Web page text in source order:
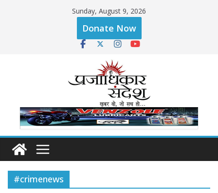
Sunday, August 9, 2026
Donate Now
#crimenews